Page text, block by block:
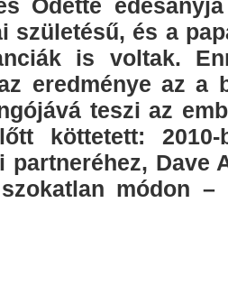
Odette
születésű, és a
is voltak.
eredménye az a
teszi az
köttetett:
Dave
módon –